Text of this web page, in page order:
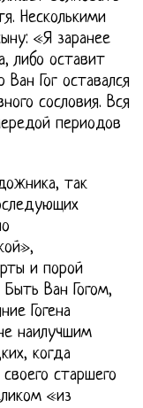
Несколькими
«Я заранее
либо оставит
Гог оставался
сословия. Вся
периодов
так
и порой
Ван Гогом,
Гогена
наилучшим
когда
старшего
«из